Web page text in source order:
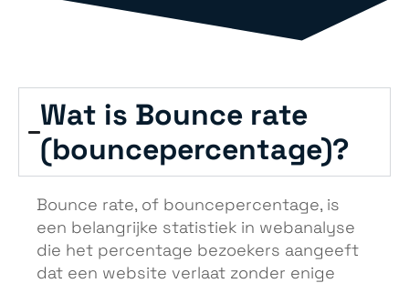
Wat is Bounce rate
(bouncepercentage)?
Bounce rate, of bouncepercentage, is
een belangrijke statistiek in webanalyse
die het percentage bezoekers aangeeft
dat een website verlaat zonder enige